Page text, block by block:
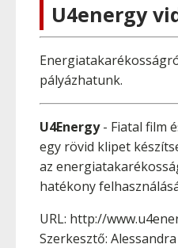
U4energy
pályázhatunk.
U4Energy- Fiatal film
egy rövid klipet
az
hatékony
URL: http://
Szerkesztő: Alessandra